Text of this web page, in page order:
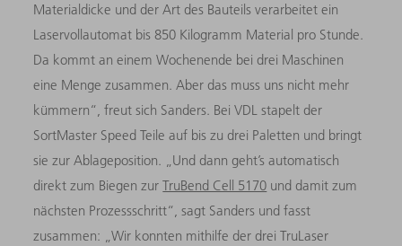
Materialdicke und der Art des Bauteils verarbeitet ein
Laservollautomat bis 850 Kilogramm Material pro Stunde.
Da kommt an einem Wochenende bei drei Maschinen
eine Menge zusammen. Aber das muss uns nicht mehr
kümmern“, freut sich Sanders. Bei VDL stapelt der
SortMaster Speed Teile auf bis zu drei Paletten und bringt
sie zur Ablageposition. „Und dann geht’s automatisch
direkt zum Biegen zurTruBend Cell 5170 und damit zum
nächsten Prozessschritt“, sagt Sanders und fasst
zusammen: „Wir konnten mithilfe der drei TruLaser